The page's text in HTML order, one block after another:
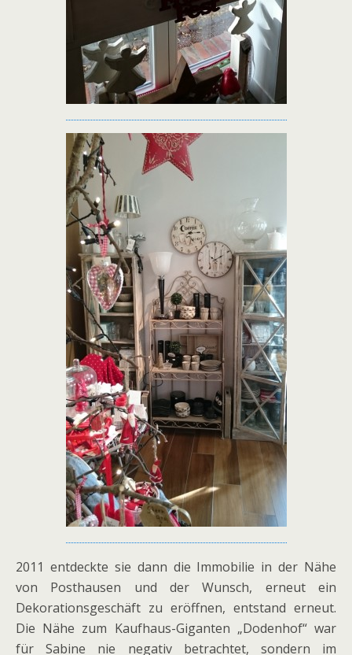
2011 entdeckte sie dann die Immobilie in der Nähe
von Posthausen und der Wunsch, erneut ein
Dekorationsgeschäft zu eröffnen, entstand erneut.
Die Nähe zum Kaufhaus-Giganten „Dodenhof“ war
für Sabine nie negativ betrachtet, sondern im